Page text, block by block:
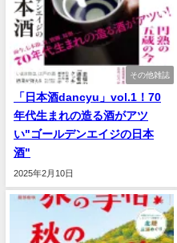
その他雑誌
「日本酒dancyu」vol.1！70
年代生まれの造る酒がアツ
い"ゴールデンエイジの日本
酒"
2025年2月10日